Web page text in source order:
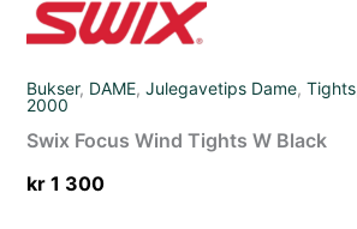
Bukser, DAME,Julegavetips Dame,Tights
2000
Swix Focus Wind Tights W Black
kr 1 300